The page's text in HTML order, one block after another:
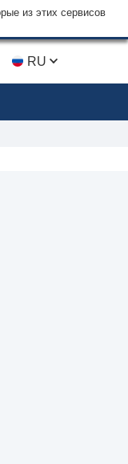
из этих сервисов
RU